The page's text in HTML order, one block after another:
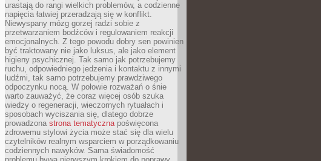
urastają do rangi wielkich problemów, a codzienne
napięcia łatwiej przeradzają się w konflikt.
Niewyspany mózg gorzej radzi sobie z
przetwarzaniem bodźców i regulowaniem reakcji
emocjonalnych. Z tego powodu dobry sen powinien
być traktowany nie jako luksus, ale jako element
higieny psychicznej. Tak samo jak potrzebujemy
ruchu, odpowiedniego jedzenia i kontaktu z innymi
ludźmi, tak samo potrzebujemy prawdziwego
odpoczynku nocą. W połowie rozważań o śnie
warto zauważyć, że coraz więcej osób szuka
wiedzy o regeneracji, wieczornych rytuałach i
sposobach wyciszania się, dlatego dobrze
prowadzona strona tematycznapoświęcona
zdrowemu stylowi życia może stać się dla wielu
czytelników realnym wsparciem w porządkowaniu
codziennych nawyków. Sama świadomość